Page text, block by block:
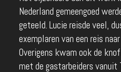
Nederland gemeengoed
geteeld. Lucie reisde veel,
exemplaren van een reis
Overigens kwam ook de
met de gastarbeiders vanuit